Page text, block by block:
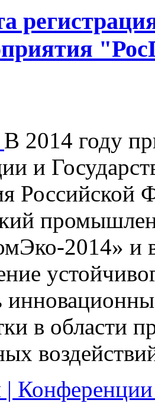
В 2014 году
и
Российской
2014» и
в области